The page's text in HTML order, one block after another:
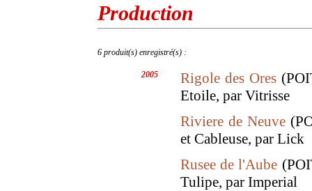
Production
6 produit(s) enregistré(s) :
2005 Rigole des Ores
Etoile, par Vitrisse
Riviere de Neuve
et Cableuse, par Lick
Rusee de l'Aube
Tulipe, par Imperial